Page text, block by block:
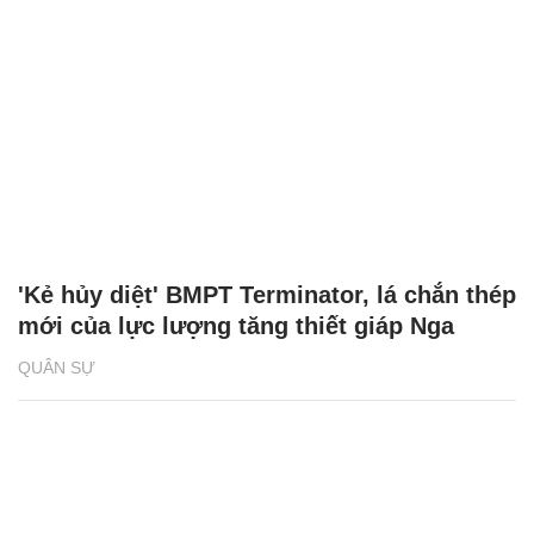
QUÂN SỰ
'Kẻ hủy diệt' BMPT Terminator, lá chắn thép
mới của lực lượng tăng thiết giáp Nga